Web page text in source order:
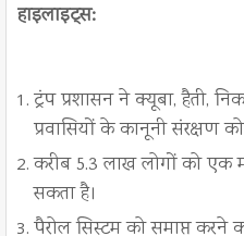
हाइलाइट्स:
ट्रंप प्रशासन ने क्यूबा, हैती,
प्रवासियों के कानूनी संरक्षण को
करीब 5.3 लाख लोगों को एक
सकता है।
पैरोल सिस्टम को समाप्त करने